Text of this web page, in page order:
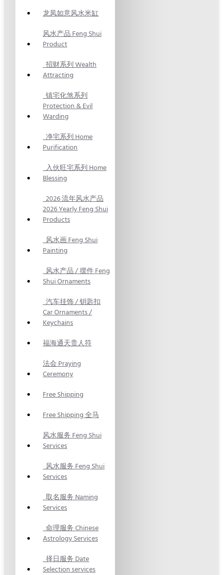
龙凤如意风水米缸
风水产品 Feng Shui
Product
招财系列 Wealth
Attracting
镇宅化煞系列
Protection & Evil
Warding
净宅系列 Home
Purification
入伙旺宅系列 Home
Blessing
2026 流年风水产品
2026 Yearly Feng Shui
Products
风水画 Feng Shui
Painting
风水产品 / 摆件 Feng
Shui Ornaments
汽车挂饰 / 钥匙扣
Car Ornaments /
Keychains
福海通天贵人符
法会 Praying
Ceremony
Free Shipping
Free Shipping 全马
风水服务 Feng Shui
Services
风水服务 Feng Shui
Services
取名服务 Naming
Services
命理服务 Chinese
Astrology Services
择日服务 Date
Selection services